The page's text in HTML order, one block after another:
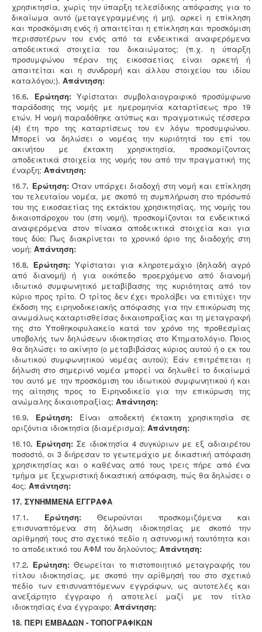
χρησικτησία, χωρίς την ύπαρξη τελεσίδικης απόφασης για το
δικαίωμα αυτό (μεταγεγραμμένης ή μη), αρκεί η επίκληση
και προσκόμιση ενός ή απαιτείται η επίκληση και προσκόμιση
περισσοτέρων του ενός από τα ενδεικτικά αναφερόμενα
αποδεικτικά στοιχεία του δικαιώματος; (π.χ. η ύπαρξη
προσυμφώνου πέραν της εικοσαετίας είναι αρκετή ή
απαιτείται και η συνδρομή και άλλου στοιχείου του ιδίου
καταλόγου;). Απάντηση:
16.6. Ερώτηση:Υφίσταται συμβολαιογραφικό προσύμφωνο
παράδοσης της νομής με ημερομηνία καταρτίσεως προ 19
ετών. Η νομή παραδόθηκε ατύπως και πραγματικώς τέσσερα
(4) έτη προ της καταρτίσεως του εν λόγω προσυμφώνου.
Μπορεί να δηλώσει ο νομέας την κυριότητά του επί του
ακινήτου με έκτακτη χρησικτησία, προσκομίζοντας
αποδεικτικά στοιχεία της νομής του από την πραγματική της
έναρξη; Απάντηση:
16.7. Ερώτηση:Όταν υπάρχει διαδοχή στη νομή και επίκληση
του τελευταίου νομέα, με σκοπό τη συμπλήρωση στο πρόσωπό
του της εικοσαετίας της εκτάκτου χρησικτησίας, της νομής του
δικαιοπάροχου του (στη νομή), προσκομίζονται τα ενδεικτικά
αναφερόμενα στον πίνακα αποδεικτικά στοιχεία και για
τους δύο; Πως διακρίνεται το χρονικό όριο της διαδοχής στη
νομή; Απάντηση:
16.8. Ερώτηση: Υφίσταται για κληροτεμάχιο (δηλαδή αγρό
από διανομή) ή για οικόπεδο προερχόμενο από διανομή
ιδιωτικό συμφωνητικό μεταβίβασης της κυριότητας από τον
κύριο προς τρίτο. Ο τρίτος δεν έχει προλάβει να επιτύχει την
έκδοση της ειρηνοδικειακής απόφασης για την επικύρωση της
ανωμάλως καταρτισθείσας δικαιοπραξίας και τη μεταγραφή
της στο Υποθηκοφυλακείο κατά τον χρόνο της προθεσμίας
υποβολής των δηλώσεων ιδιοκτησίας στο Κτηματολόγιο. Ποιος
θα δηλώσει το ακίνητο (ο μεταβιβάσας κύριος αυτού ή ο εκ του
ιδιωτικού συμφωνητικού νομέας αυτού); Εάν επιτρέπεται η
δήλωση στο σημερινό νομέα μπορεί να δηλωθεί το δικαίωμά
του αυτό με την προσκόμιση του ιδιωτικού συμφωνητικού ή και
της αίτησης προς το Ειρηνοδικείο για την επικύρωση της
ανώμαλης δικαιοπραξίας; Απάντηση:
16.9. Ερώτηση: Είναι αποδεκτή έκτακτη χρησικτησία σε
οριζόντια ιδιοκτησία (διαμέρισμα); Απάντηση:
16.10. Ερώτηση:Σε ιδιοκτησία 4 συγκύριων με εξ αδιαιρέτου
ποσοστό, οι 3 διήρεσαν το γεωτεμάχιο με δικαστική απόφαση
χρησικτησίας και ο καθένας από τους τρεις πήρε από ένα
τμήμα με ξεχωριστική δικαστική απόφαση, πώς θα δηλώσει ο
4ος; Απάντηση:
17. ΣΥΝΗΜΜΕΝΑ ΕΓΓΡΑΦΑ
17.1. Ερώτηση: Θεωρούνται προσκομιζόμενα και
επισυναπτόμενα στη δήλωση ιδιοκτησίας με σκοπό την
αρίθμησή τους στο σχετικό πεδίο η αστυνομική ταυτότητα και
το αποδεικτικό του ΑΦΜ του δηλούντος; Απάντηση:
17.2. Ερώτηση:Θεωρείται το πιστοποιητικό μεταγραφής του
τίτλου ιδιοκτησίας, με σκοπό την αρίθμησή του στο σχετικό
πεδίο των επισυναπτόμενων εγγράφων, ως αυτοτελές και
ανεξάρτητο έγγραφο ή αποτελεί μαζί με τον τίτλο
ιδιοκτησίας ένα έγγραφο; Απάντηση:
18. ΠΕΡΙ ΕΜΒΑΔΩΝ - ΤΟΠΟΓΡΑΦΙΚΩΝ